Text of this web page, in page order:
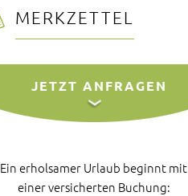
MERKZETTEL
Ein erholsamer Urlaub beginnt mit
einer versicherten Buchung: